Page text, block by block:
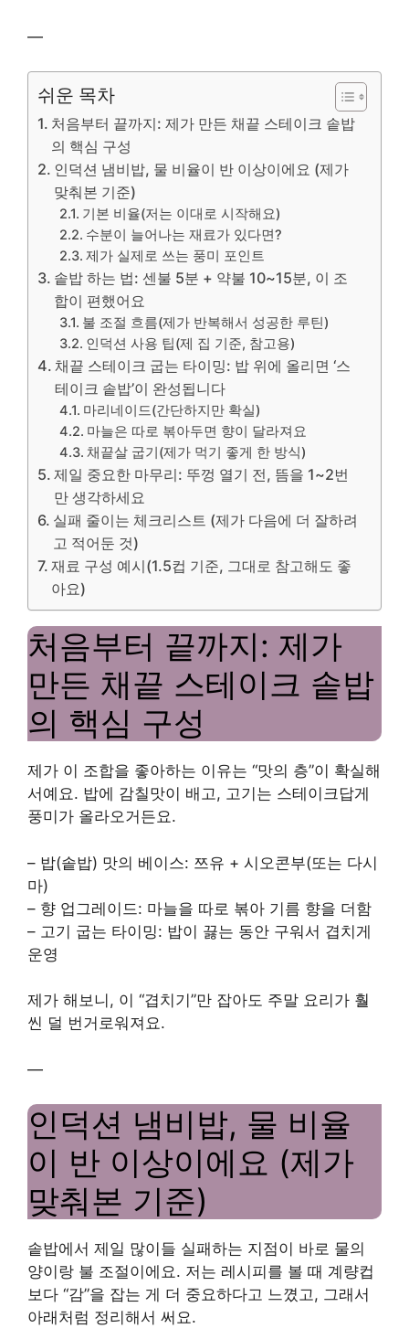
—
쉬운 목차
처음부터 끝까지: 제가 만든 채끝 스테이크 솥밥
의 핵심 구성
인덕션 냄비밥, 물 비율이 반 이상이에요 (제가
맞춰본 기준)
기본 비율(저는 이대로 시작해요)
수분이 늘어나는 재료가 있다면?
제가 실제로 쓰는 풍미 포인트
솥밥 하는 법: 센불 5분 + 약불 10~15분, 이 조
합이 편했어요
불 조절 흐름(제가 반복해서 성공한 루틴)
인덕션 사용 팁(제 집 기준, 참고용)
채끝 스테이크 굽는 타이밍: 밥 위에 올리면 ‘스
테이크 솥밥’이 완성됩니다
마리네이드(간단하지만 확실)
마늘은 따로 볶아두면 향이 달라져요
채끝살 굽기(제가 먹기 좋게 한 방식)
제일 중요한 마무리: 뚜껑 열기 전, 뜸을 1~2번
만 생각하세요
실패 줄이는 체크리스트 (제가 다음에 더 잘하려
고 적어둔 것)
재료 구성 예시(1.5컵 기준, 그대로 참고해도 좋
아요)
처음부터 끝까지: 제가
만든 채끝 스테이크 솥밥
의 핵심 구성
제가 이 조합을 좋아하는 이유는 “맛의 층”이 확실해
서예요. 밥에 감칠맛이 배고, 고기는 스테이크답게
풍미가 올라오거든요.
– 밥(솥밥) 맛의 베이스: 쯔유 + 시오콘부(또는 다시
마)
– 향 업그레이드: 마늘을 따로 볶아 기름 향을 더함
– 고기 굽는 타이밍: 밥이 끓는 동안 구워서 겹치게
운영
제가 해보니, 이 “겹치기”만 잡아도 주말 요리가 훨
씬 덜 번거로워져요.
—
인덕션 냄비밥, 물 비율
이 반 이상이에요 (제가
맞춰본 기준)
솥밥에서 제일 많이들 실패하는 지점이 바로 물의
양이랑 불 조절이에요. 저는 레시피를 볼 때 계량컵
보다 “감”을 잡는 게 더 중요하다고 느꼈고, 그래서
아래처럼 정리해서 써요.